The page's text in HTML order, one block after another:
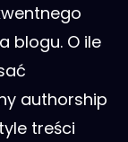
blogu. O ile
authorship
treści